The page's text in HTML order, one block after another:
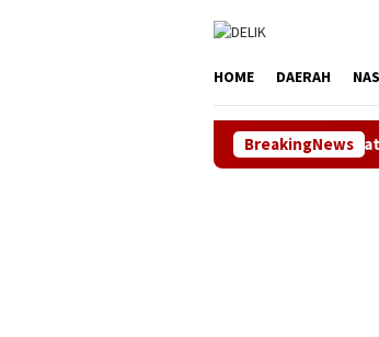
HOME DAERAH
BreakingNews
Bupati Aep Apresiasi